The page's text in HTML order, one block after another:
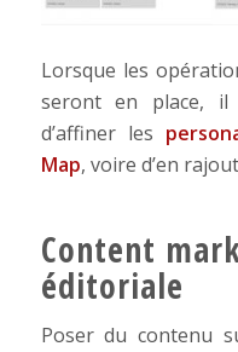
Lorsque les
seront en place, il
d’affiner les
Map, voire d’en
Content
éditoriale
Poser du contenu